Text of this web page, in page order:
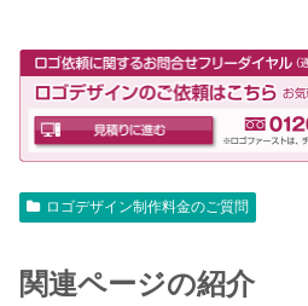
ロゴデザイン制作料金のご質問
関連ページの紹介